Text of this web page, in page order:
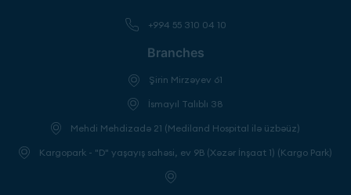
+994 55 310 04 10
Branches
Şirin Mirzəyev 61
İsmayıl Talıblı 38
Mehdi Mehdizadə 21 (Mediland Hospital ilə üzbəüz)
Kargopark - "D" yaşayış sahəsi, ev 9B (Xəzər İnşaat 1) (Kargo Park)